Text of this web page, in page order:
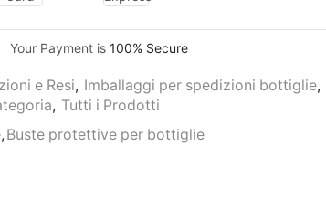
Your Payment is100% Secure
e Resi, Imballaggi per spedizioni bottiglie,
, Tutti i Prodotti
, Buste protettive per bottiglie